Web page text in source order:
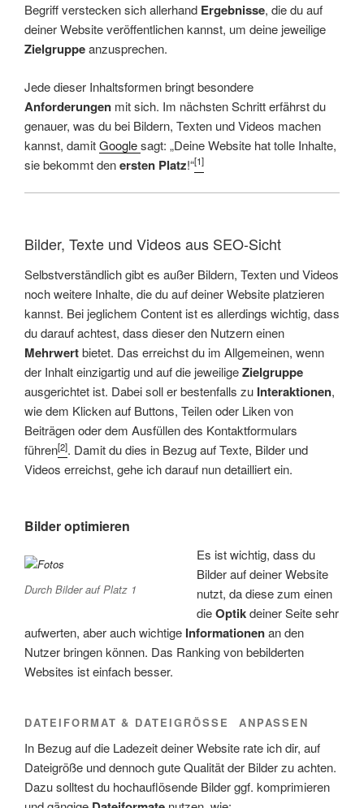
Begriff verstecken sich allerhand Ergebnisse, die du auf
deiner Website veröffentlichen kannst, um deine jeweilige
Zielgruppeanzusprechen.
Jede dieser Inhaltsformen bringt besondere
Anforderungen mit sich. Im nächsten Schritt erfährst du
genauer, was du bei Bildern, Texten und Videos machen
kannst, damitGooglesagt: „Deine Website hat tolle Inhalte,
sie bekommt denersten Platz!“[1]
Bilder, Texte und Videos aus SEO-Sicht
Selbstverständlich gibt es außer Bildern, Texten und Videos
noch weitere Inhalte, die du auf deiner Website platzieren
kannst. Bei jeglichem Content ist es allerdings wichtig, dass
du darauf achtest, dass dieser den Nutzern einen
Mehrwertbietet. Das erreichst du im Allgemeinen, wenn
der Inhalt einzigartig und auf die jeweiligeZielgruppe
ausgerichtet ist. Dabei soll er bestenfalls zu Interaktionen,
wie dem Klicken auf Buttons, Teilen oder Liken von
Beiträgen oder dem Ausfüllen des Kontaktformulars
führen[2]. Damit du dies in Bezug auf Texte, Bilder und
Videos erreichst, gehe ich darauf nun detailliert ein.
Bilder optimieren
Durch Bilder auf Platz 1
Es ist wichtig, dass du
Bilder auf deiner Website
nutzt, da diese zum einen
dieOptikdeiner Seite sehr
aufwerten, aber auch wichtige Informationenan den
Nutzer bringen können. Das Ranking von bebilderten
Websites ist einfach besser.
DATEIFORMAT & DATEIGRÖSSE ANPASSEN
In Bezug auf die Ladezeit deiner Website rate ich dir, auf
Dateigröße und dennoch gute Qualität der Bilder zu achten.
Dazu solltest du hochauflösende Bilder ggf. komprimieren